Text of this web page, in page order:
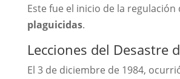
Este fue el inicio de la regulación
plaguicidas.
Lecciones del Desastre
El 3 de diciembre de 1984,